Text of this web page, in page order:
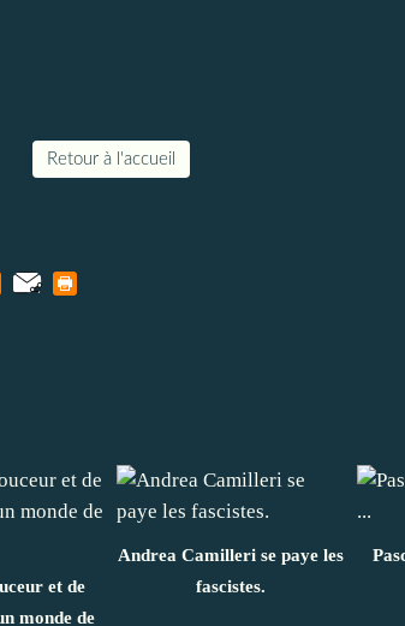
Retour à l'accueil
et de
monde de
Andrea Camilleri se paye les
fascistes.